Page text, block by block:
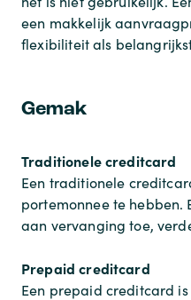
een makkelijk
flexibiliteit als
Gemak
Traditionele creditcard
Een traditionele
portemonnee te hebben.
aan vervanging toe,
Prepaid creditcard
Een prepaid creditcard